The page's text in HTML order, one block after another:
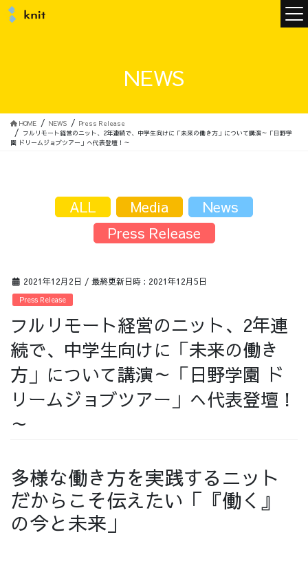
メンバー
サービス
採用情報
採用情報トップ チームインタビュー01
チームインタビュー02 チームインタビュー03
NEWS
HOME NEWS
Press Release
フルリモート経営のニット、2年連続で、中学生向けに「未来の働き方」について講演～「日野学
園 ドリームジョブツアー」へ代表登壇！～
2021年12月2日 / 最終更新日時 : 2021年12月5日
Press Release
フルリモート経営のニット、2年連
続で、中学生向けに「未来の働き
方」について講演～「日野学園 ド
リームジョブツアー」へ代表登壇！
～
多様な働き方を実践するニット
だからこそ伝えたい「『働く』
の今と未来」
ALL Media
News
Press Release